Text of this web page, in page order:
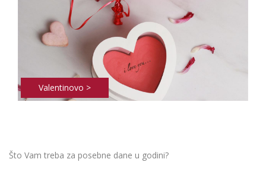
Valentinovo >
Što Vam treba za posebne dane u godini?